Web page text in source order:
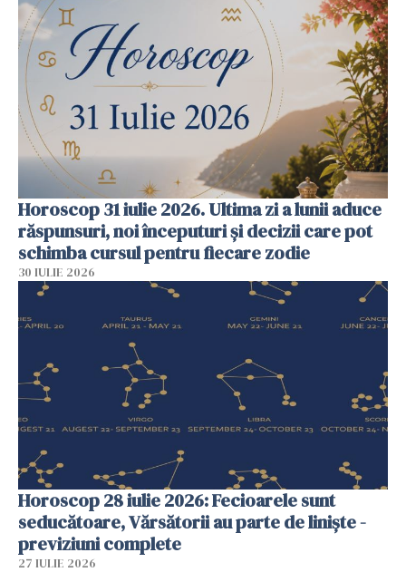
Horoscop 31 iulie 2026. Ultima zi a lunii aduce
răspunsuri, noi începuturi și decizii care pot
schimba cursul pentru fiecare zodie
30 IULIE 2026
Horoscop 28 iulie 2026: Fecioarele sunt
seducătoare, Vărsătorii au parte de liniște -
previziuni complete
27 IULIE 2026